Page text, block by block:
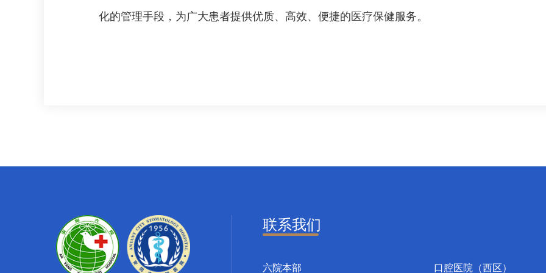
化的管理手段，为广大患者提供优质、高效、便捷的医疗保健服务。
联系我们
六院本部 口腔医院（西区）